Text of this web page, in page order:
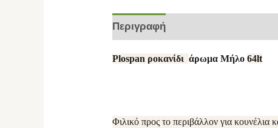
Περιγραφή
Plospan ροκανίδιάρωμα Μήλο64lt
Φιλικό προς το περιβάλλον για κουνέλια